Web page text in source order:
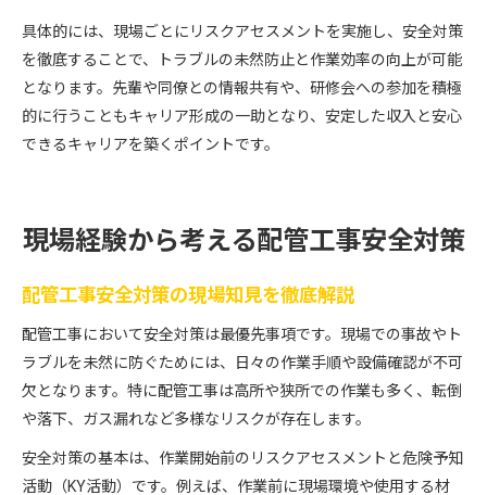
具体的には、現場ごとにリスクアセスメントを実施し、安全対策
を徹底することで、トラブルの未然防止と作業効率の向上が可能
となります。先輩や同僚との情報共有や、研修会への参加を積極
的に行うこともキャリア形成の一助となり、安定した収入と安心
できるキャリアを築くポイントです。
現場経験から考える配管工事安全対策
配管工事安全対策の現場知見を徹底解説
配管工事において安全対策は最優先事項です。現場での事故やト
ラブルを未然に防ぐためには、日々の作業手順や設備確認が不可
欠となります。特に配管工事は高所や狭所での作業も多く、転倒
や落下、ガス漏れなど多様なリスクが存在します。
安全対策の基本は、作業開始前のリスクアセスメントと危険予知
活動（KY活動）です。例えば、作業前に現場環境や使用する材